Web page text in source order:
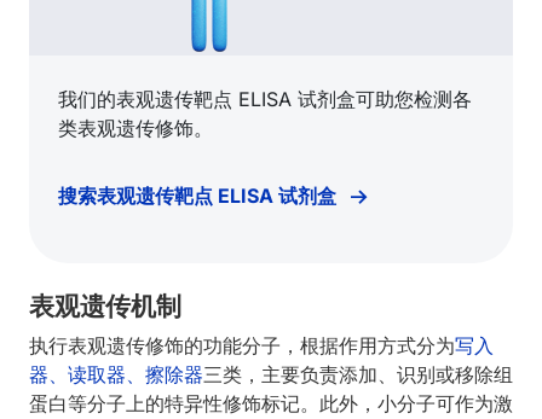
我们的表观遗传靶点 ELISA 试剂盒可助您检测各
类表观遗传修饰。
搜索表观遗传靶点 ELISA 试剂盒
表观遗传机制
执行表观遗传修饰的功能分子，根据作用方式分为写入
器、读取器、擦除器三类，主要负责添加、识别或移除组
蛋白等分子上的特异性修饰标记。此外，小分子可作为激